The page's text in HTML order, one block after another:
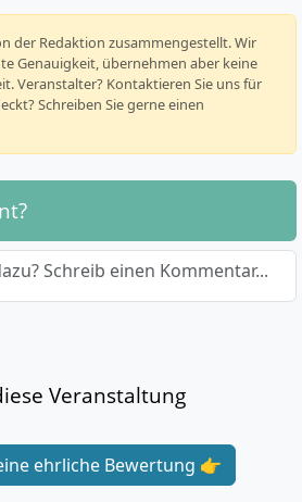
der Redaktion zusammengestellt. Wir
Genauigkeit, übernehmen aber keine
Veranstalter? Kontaktieren Sie uns für
Schreiben Sie gerne einen
Schreib einen Kommentar...
Veranstaltung
ehrliche Bewertung 👉